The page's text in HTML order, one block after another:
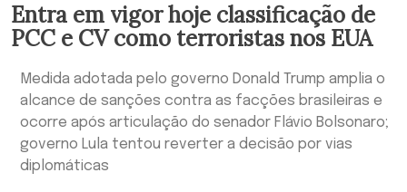
Entra em vigor hoje classificação de
PCC e CV como terroristas nos EUA
Medida adotada pelo governo Donald Trump amplia o
alcance de sanções contra as facções brasileiras e
ocorre após articulação do senador Flávio Bolsonaro;
governo Lula tentou reverter a decisão por vias
diplomáticas